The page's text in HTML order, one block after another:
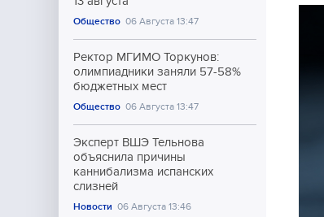
Общество 06 Августа 13:47
Ректор МГИМО Торкунов:
олимпиадники заняли 57-58%
бюджетных мест
Общество 06 Августа 13:47
Эксперт ВШЭ Тельнова
объяснила причины
каннибализма испанских
слизней
Новости 06 Августа 13:46